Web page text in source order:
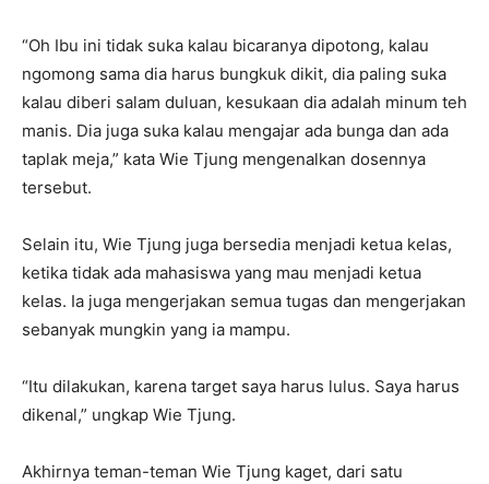
“Oh Ibu ini tidak suka kalau bicaranya dipotong, kalau
ngomong sama dia harus bungkuk dikit, dia paling suka
kalau diberi salam duluan, kesukaan dia adalah minum teh
manis. Dia juga suka kalau mengajar ada bunga dan ada
taplak meja,” kata Wie Tjung mengenalkan dosennya
tersebut.
Selain itu, Wie Tjung juga bersedia menjadi ketua kelas,
ketika tidak ada mahasiswa yang mau menjadi ketua
kelas. Ia juga mengerjakan semua tugas dan mengerjakan
sebanyak mungkin yang ia mampu.
“Itu dilakukan, karena target saya harus lulus. Saya harus
dikenal,” ungkap Wie Tjung.
Akhirnya teman-teman Wie Tjung kaget, dari satu